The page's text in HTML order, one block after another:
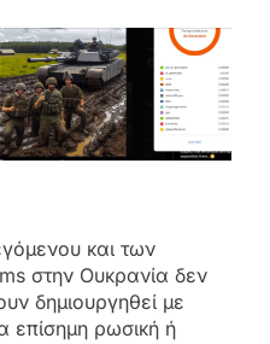
και των
στην Ουκρανία δεν
δημιουργηθεί με
επίσημη ρωσική ή